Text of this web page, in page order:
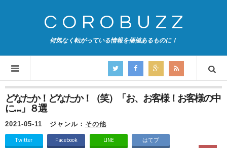
COROBUZZ
何気なく転がっている情報を価値あるものに！
どなたか！どなたか！（笑）「お、お客様！お客様の中
に…」８選
2021-05-11 ジャンル： その他
Twitter Facebook LINE はてブ